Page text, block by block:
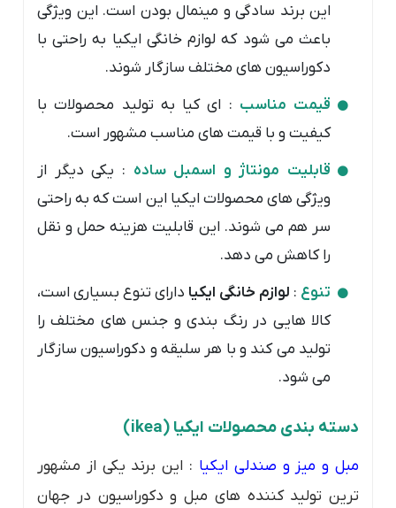
این برند سادگی و مینمال بودن است. این ویژگی
باعث می شود که لوازم خانگی ایکیا به راحتی با
دکوراسیون های مختلف سازگار شوند.
قیمت مناسب : ای کیا به تولید محصولات با
کیفیت و با قیمت های مناسب مشهور است.
قابلیت مونتاژ و اسمبل ساده : یکی دیگر از
ویژگی های محصولات ایکیا این است که به راحتی
سر هم می شوند. این قابلیت هزینه حمل و نقل
را کاهش می دهد.
تنوع : لوازم خانگی ایکیا دارای تنوع بسیاری است،
کالا هایی در رنگ بندی و جنس های مختلف را
تولید می کند و با هر سلیقه و دکوراسیون سازگار
می شود.
دسته بندی محصولات ایکیا (ikea)
مبل و میز و صندلی ایکیا : این برند یکی از مشهور
ترین تولید کننده های مبل و دکوراسیون در جهان